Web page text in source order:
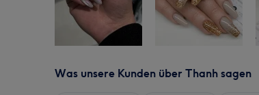
Was unsere Kunden über Thanh sagen